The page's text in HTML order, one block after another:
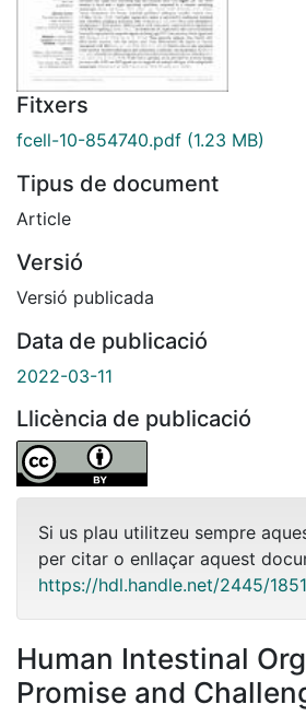
Fitxers
fcell-10-854740.pdf (1.23 MB)
Tipus de document
Article
Versió
Versió publicada
Data de publicació
2022-03-11
Llicència de publicació
Si us plau utilitzeu sempre
per citar o enllaçar aquest
https://hdl.handle.net/2445/
Human Intestinal
Promise and